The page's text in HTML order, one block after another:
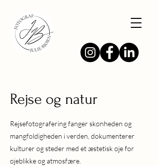
Rejse og natur
Rejsefotografering fanger skønheden og
mangfoldigheden i verden, dokumenterer
kulturer og steder med et æstetisk øje for
øjeblikke og atmosfære.